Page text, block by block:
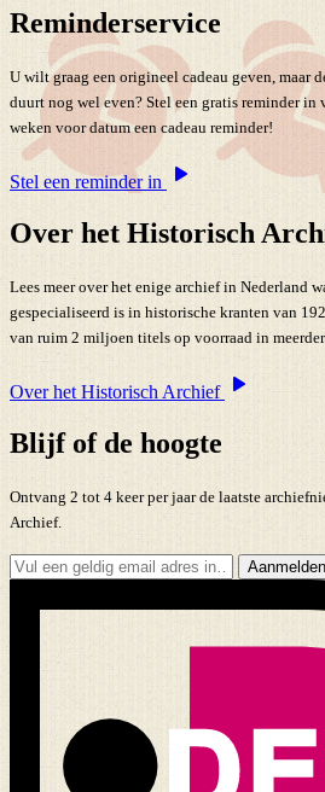
Reminderservice
U wilt graag een origineel cadeau geven, maar
duurt nog wel even? Stel een gratis reminder in
weken voor datum een cadeau reminder!
Stel een reminder in
Over het Historisch
Lees meer over het enige archief in Nederland
gespecialiseerd is in historische kranten van
van ruim 2 miljoen titels op voorraad in
Over het Historisch Archief
Blijf of de hoogte
Ontvang 2 tot 4 keer per jaar de laatste
Archief.
Aanmelden